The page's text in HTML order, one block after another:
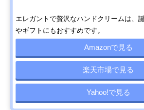
エレガントで贅沢なハンドクリームは、
やギフトにもおすすめです。
Amazonで見る
楽天市場で見る
Yahoo!で見る